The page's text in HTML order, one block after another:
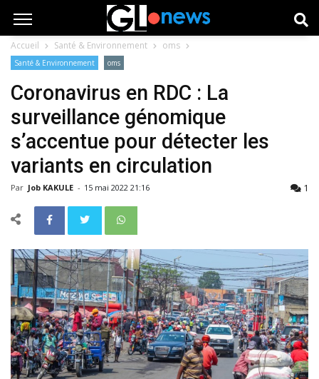
Accueil Santé & Environnement oms
Santé & Environnement oms
Coronavirus en RDC : La
surveillance génomique
s’accentue pour détecter les
variants en circulation
Par Job KAKULE - 15 mai 2022 21:16 1